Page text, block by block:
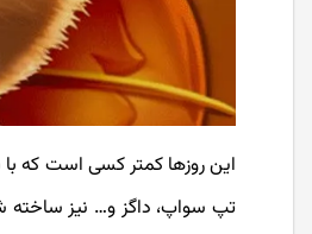
این روزها کمتر کسی است که
تپ سواپ، داگز و… نیز ساخته